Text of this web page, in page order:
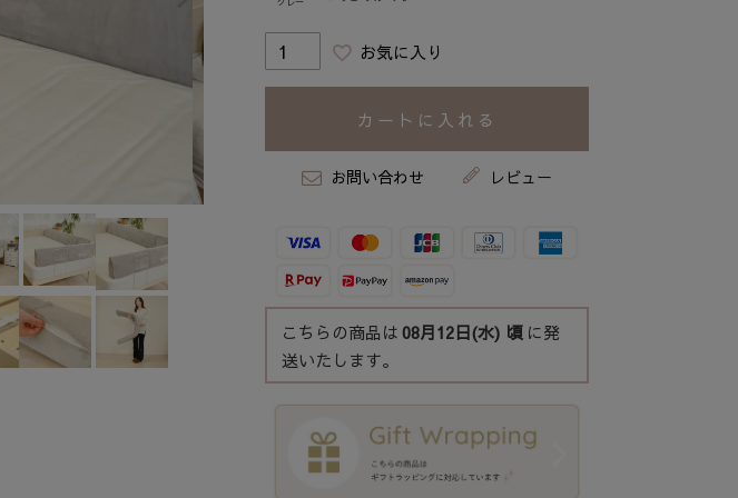
お気に入り
カートに入れる
お問い合わせ レビュー
こちらの商品は 08月12日(水) 頃 に発
送いたします。